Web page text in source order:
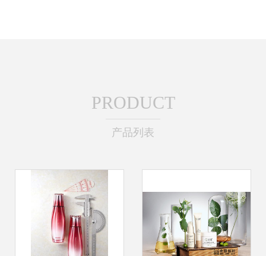
PRODUCT
产品列表